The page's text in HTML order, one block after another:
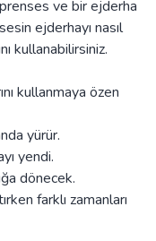
ve bir ejderha
ejderhayı nasıl
kullanabilirsiniz.
kullanmaya özen
yürür.
yendi.
dönecek.
farklı zamanları